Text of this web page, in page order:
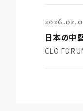
日本の中
CLO